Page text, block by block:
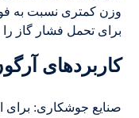
وزن کمتری نسبت به
برای تحمل فشار گاز را
کاربردهای
صنایع جوشکاری: